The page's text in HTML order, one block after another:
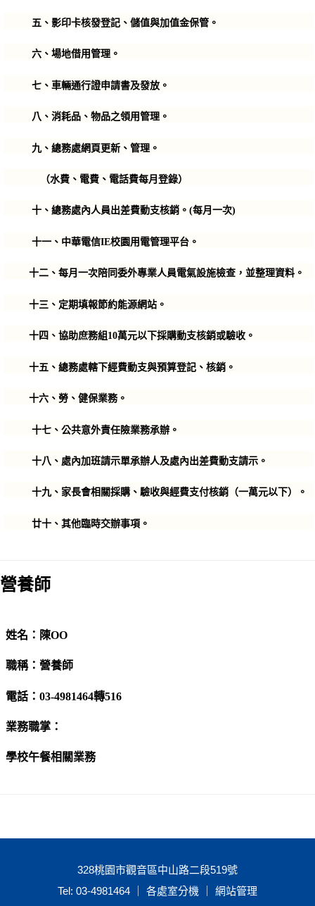
五 、影印卡核發登記、儲值與加值金保管。
六 、場地借用管理。
七 、車輛通行證申請書及發放。
八 、消耗品、物品之領用管理。
九 、總務處網頁更新、管理。
（水費、電費、電話費每月登錄）
十 、總務處內人員出差費動支核銷。(每月一次)
十一 、中華電信IE校園用電管理平台。
十二 、每月一次陪同委外專業人員電氣設施檢查，並整理資料。
十三、定期填報節約能源網站。
十四 、協助庶務組10萬元以下採購動支核銷或驗收。
十五 、總務處轄下經費動支與預算登記、核銷。
十六、勞、健保業務。
十七、公共意外責任險業務承辦。
十八、處內加班請示單承辦人及處內出差費動支請示。
十九、家長會相關採購、驗收與經費支付核銷（一萬元以下）。
廿十、其他臨時交辦事項。
營養師
姓名：陳OO
職稱：營養師
電話：03-4981464轉516
業務職掌：
學校午餐相關業務
328桃園市觀音區中山路二段519號
Tel: 03-4981464 ｜ 各處室分機 ｜ 網站管理